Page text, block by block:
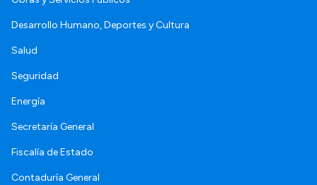
Desarrollo Humano, Deportes y Cultura
Salud
Seguridad
Energía
Secretaría General
Fiscalía de Estado
Contaduría General